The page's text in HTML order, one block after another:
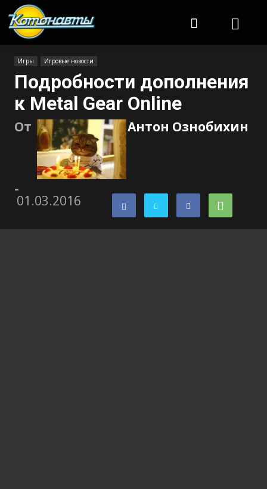
Игры Игровые новости
Подробности дополнения
к Metal Gear Online
От Антон Ознобихин
-
01.03.2016